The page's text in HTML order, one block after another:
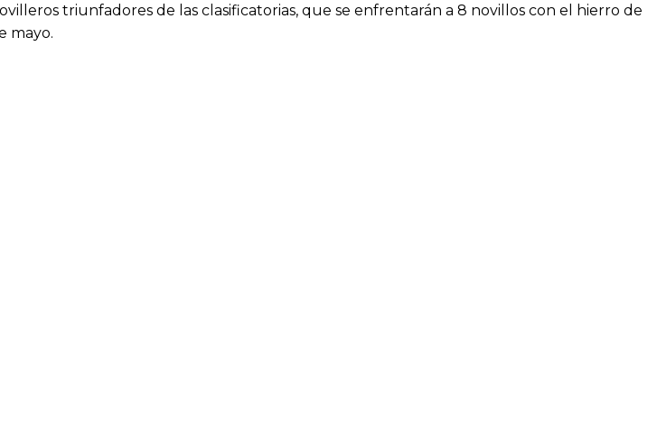
triunfadores de las clasificatorias, que se enfrentarán a 8 novillos con el hierro de
mayo.